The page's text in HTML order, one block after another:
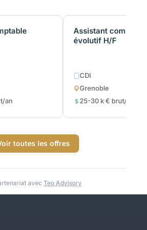
an
Assistant
évolutif H/F
CDI
Grenoble
25-30 k € brut/an
toutes les offres
avec Teo Advisory